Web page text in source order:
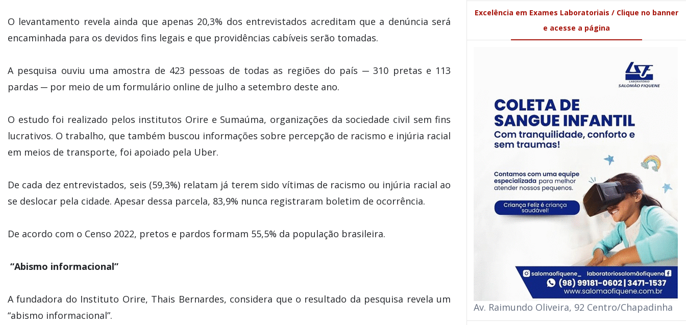
O levantamento revela ainda que apenas 20,3% dos entrevistados acreditam que a denúncia será
encaminhada para os devidos fins legais e que providências cabíveis serão tomadas.
A pesquisa ouviu uma amostra de 423 pessoas de todas as regiões do país ─ 310 pretas e 113
pardas ─ por meio de um formulário online de julho a setembro deste ano.
O estudo foi realizado pelos institutos Orire e Sumaúma, organizações da sociedade civil sem fins
lucrativos. O trabalho, que também buscou informações sobre percepção de racismo e injúria racial
em meios de transporte, foi apoiado pela Uber.
De cada dez entrevistados, seis (59,3%) relatam já terem sido vítimas de racismo ou injúria racial ao
se deslocar pela cidade. Apesar dessa parcela, 83,9% nunca registraram boletim de ocorrência.
De acordo com o Censo 2022, pretos e pardos formam 55,5% da população brasileira.
“Abismo informacional”
A fundadora do Instituto Orire, Thais Bernardes, considera que o resultado da pesquisa revela um
“abismo informacional”.
Excelência em Exames Laboratoriais / Clique no banner
e acesse a página
Av. Raimundo Oliveira, 92 Centro/Chapadinha